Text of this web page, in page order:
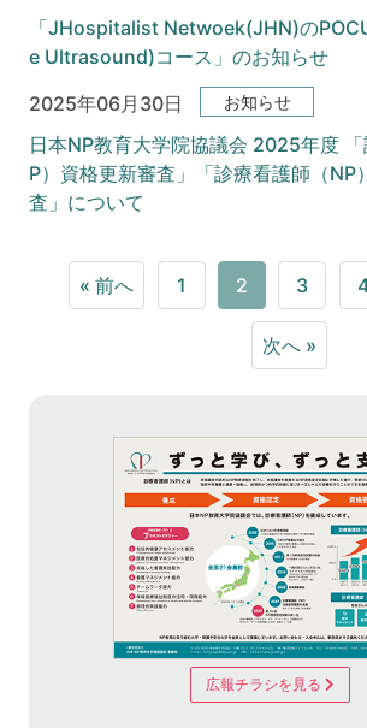
「JHospitalist Netwoek(JHN)の
e Ultrasound)コース」のお知らせ
2025年06月30日
お知らせ
日本NP教育大学院協議会 2025年度
P）資格更新審査」「診療看護師（NP
査」について
« 前へ 1 2 3
次へ »
広報チラシを見る